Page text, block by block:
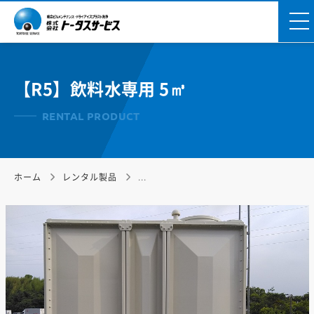
トータスサービス｜レンタル製品
【R5】飲料水専用 5㎥
RENTAL PRODUCT
ホーム レンタル製品 ...